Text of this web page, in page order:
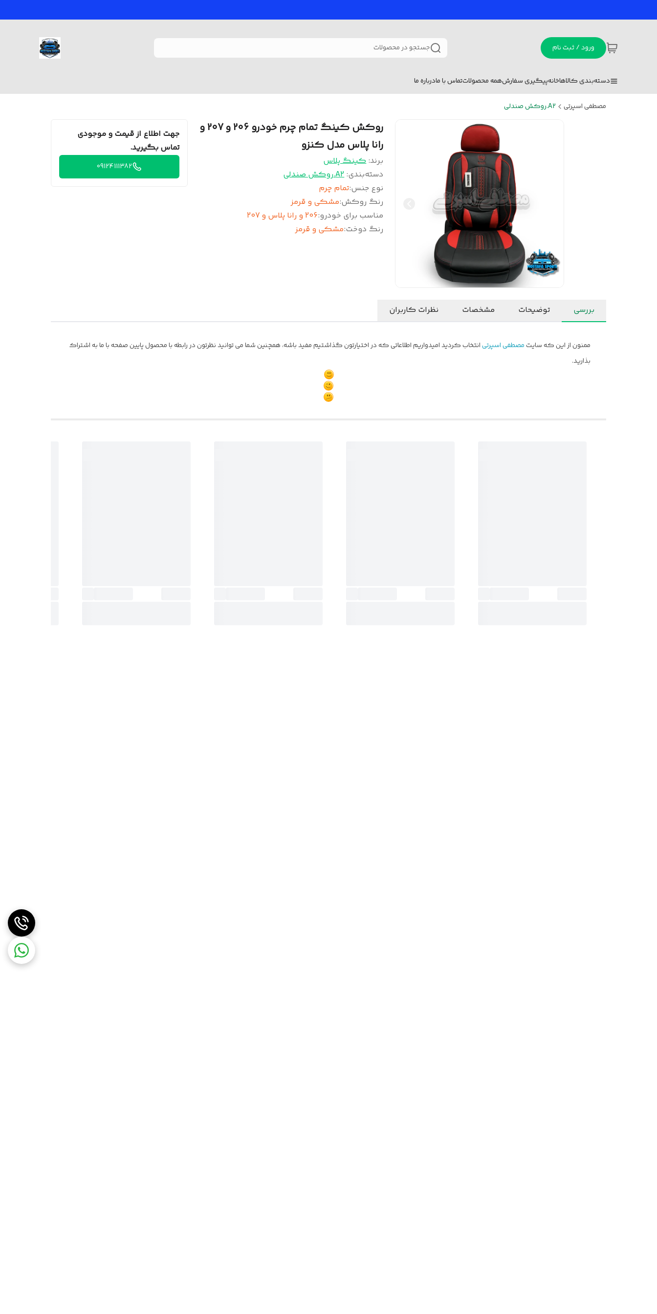
ورود / ثبت نام جستجو در محصولات
دسته‌بندی کالاهاخانهپیگیری سفارشهمه محصولاتتماس با مادرباره ما
مصطفی اسپرتی A2.روکش صندلی
روکش کینگ تمام چرم خودرو 206 و 207 و
رانا پلاس مدل کنزو
برند:کینگ پلاس
دسته‌بندی:A2.روکش صندلی
نوع جنس:تمام چرم
رنگ روکش:مشکی و قرمز
مناسب برای خودرو:206 و رانا پلاس و 207
رنگ دوخت:مشکی و قرمز
جهت اطلاع از قیمت و موجودی
تماس بگیرید.
09124111382
بررسی توضیحات مشخصات نظرات کاربران
ممنون از این که سایتمصطفی اسپرتیانتخاب کردید امیدواریم اطلاعاتی که در اختیارتون گذاشتیم مفید باشه، همچنین شما می توانید نظرتون در رابطه با محصول پایین صفحه با ما به اشتراک
بذارید.